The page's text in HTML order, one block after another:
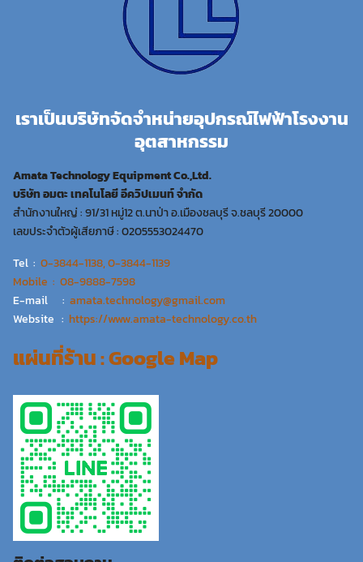
เราเป็นบริษัทจัดจำหน่ายอุปกรณ์ไฟฟ้าโรงงาน
อุตสาหกรรม
Amata Technology Equipment Co.,Ltd.
บริษัท อมตะ เทคโนโลยี อีควิปเมนท์ จำกัด
สำนักงานใหญ่ : 91/31 หมู่12 ต.นาป่า อ.เมืองชลบุรี จ.ชลบุรี 20000
เลขประจำตัวผู้เสียภาษี : 0205553024470
Tel : 0-3844-1138, 0-3844-1139
Mobile : 08-9888-7598
E-mail : amata.technology@gmail.com
Website : https://www.amata-technology.co.th
แผ่นที่ร้าน : Google Map